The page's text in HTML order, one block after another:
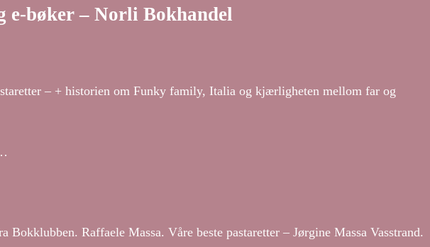
e-bøker – Norli Bokhandel
– + historien om Funky family, Italia og kjærligheten mellom far og
Raffaele Massa. Våre beste pastaretter – Jørgine Massa Vasstrand.